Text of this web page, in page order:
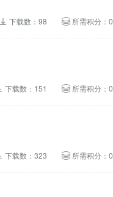
下载数：98 所需积分：0
下载数：151 所需积分：0
下载数：323 所需积分：0